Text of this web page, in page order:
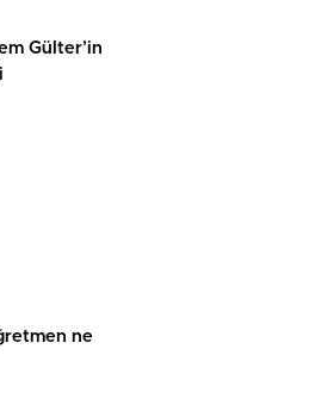
Gülter’in
ne